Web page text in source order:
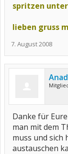
spritzen
lieben gruss
7. August 2008
Danke für
man mit dem
muss und sich
austauschen